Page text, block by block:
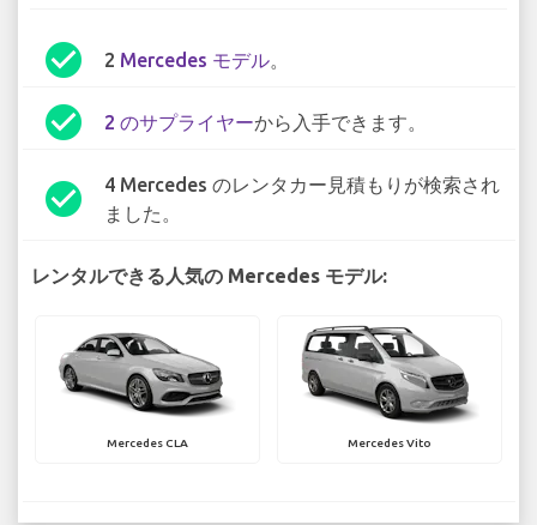
check_circle 2 Mercedes モデル。
check_circle 2 のサプライヤーから入手できます。
check_circle
4 Mercedes のレンタカー見積もりが検索され
ました。
レンタルできる人気の Mercedes モデル:
Mercedes CLA Mercedes Vito